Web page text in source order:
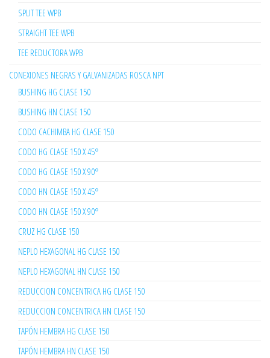
SPLIT TEE WPB
STRAIGHT TEE WPB
TEE REDUCTORA WPB
CONEXIONES NEGRAS Y GALVANIZADAS ROSCA NPT
BUSHING HG CLASE 150
BUSHING HN CLASE 150
CODO CACHIMBA HG CLASE 150
CODO HG CLASE 150 X 45°
CODO HG CLASE 150 X 90°
CODO HN CLASE 150 X 45°
CODO HN CLASE 150 X 90°
CRUZ HG CLASE 150
NEPLO HEXAGONAL HG CLASE 150
NEPLO HEXAGONAL HN CLASE 150
REDUCCION CONCENTRICA HG CLASE 150
REDUCCION CONCENTRICA HN CLASE 150
TAPÓN HEMBRA HG CLASE 150
TAPÓN HEMBRA HN CLASE 150